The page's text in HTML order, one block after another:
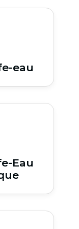
eau
Eau